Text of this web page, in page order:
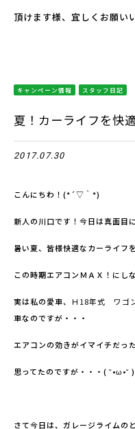
頂けます様、宜しくお願い
キャンペーン情報 スタッフ日記
夏！カーライフを快
2017.07.30
こんにちわ！(*´▽｀*)
新人の川口です！今日は真面目
暑い夏、皆様快適なカーライフ
この時期エアコンＭＡＸ！にし
実は私の愛車、 Ｈ18年式 ワ
車なのですが・・・
エアコンの効きがイマイチだっ
思ってたのですが・・・( ˘•ω•˘ )
さて今日は、ガレージライムの